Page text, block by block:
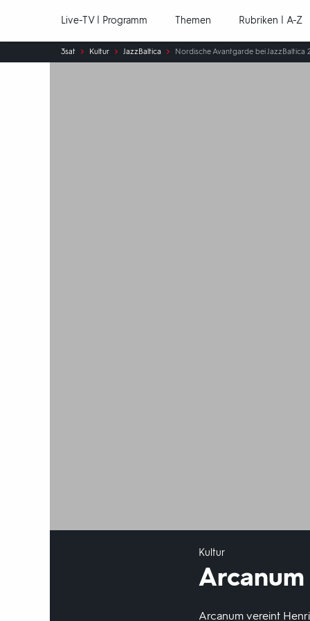
Live-TV | Programm Themen Rubriken | A-Z
Sie
sind
3sat Kultur JazzBaltica Nordische Avantgarde bei JazzBaltica
Kultur
Arcanum
Arcanum vereint